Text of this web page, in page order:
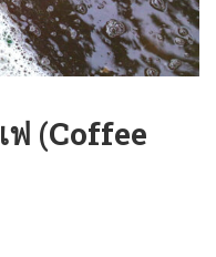
ฟ (Coffee